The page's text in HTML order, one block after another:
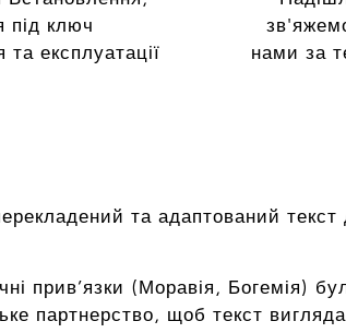
під ключ
експлуатації
нами за
та адаптований текст
прив’язки (Моравія, Богемія)
партнерство, щоб текст